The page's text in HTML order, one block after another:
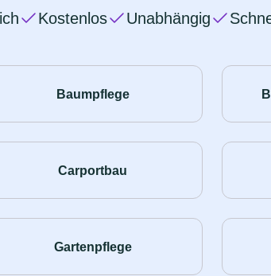
Kostenlos Unabhängig
Baumpflege
Carportbau
Gartenpflege